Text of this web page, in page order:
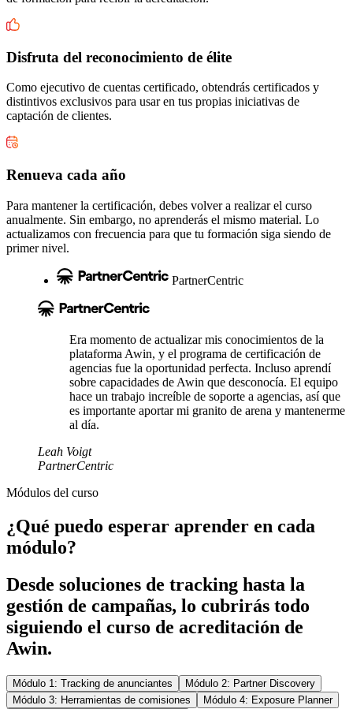
Disfruta del reconocimiento de élite
Como ejecutivo de cuentas certificado, obtendrás certificados y
distintivos exclusivos para usar en tus propias iniciativas de
captación de clientes.
Renueva cada año
Para mantener la certificación, debes volver a realizar el curso
anualmente. Sin embargo, no aprenderás el mismo material. Lo
actualizamos con frecuencia para que tu formación siga siendo de
primer nivel.
PartnerCentric
Era momento de actualizar mis conocimientos de la
plataforma Awin, y el programa de certificación de
agencias fue la oportunidad perfecta. Incluso aprendí
sobre capacidades de Awin que desconocía. El equipo
hace un trabajo increíble de soporte a agencias, así que
es importante aportar mi granito de arena y mantenerme
al día.
Leah Voigt
PartnerCentric
Módulos del curso
¿Qué puedo esperar aprender en cada
módulo?
Desde soluciones de tracking hasta la
gestión de campañas, lo cubrirás todo
siguiendo el curso de acreditación de
Awin.
Módulo 1: Tracking de anunciantes
Módulo 2: Partner Discovery
Módulo 3: Herramientas de comisiones
Módulo 4: Exposure Planner